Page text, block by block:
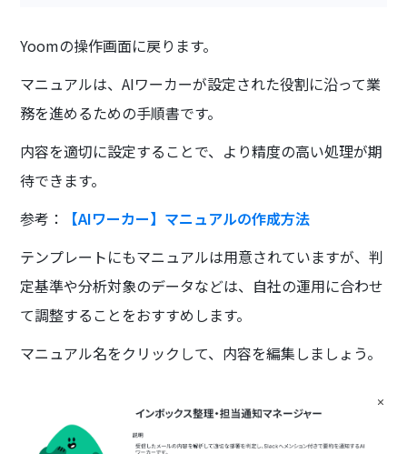
Yoomの操作画面に戻ります。
マニュアルは、AIワーカーが設定された役割に沿って業
務を進めるための手順書です。
内容を適切に設定することで、より精度の高い処理が期
待できます。
参考：
【AIワーカー】マニュアルの作成方法
テンプレートにもマニュアルは用意されていますが、判
定基準や分析対象のデータなどは、自社の運用に合わせ
て調整することをおすすめします。
マニュアル名をクリックして、内容を編集しましょう。